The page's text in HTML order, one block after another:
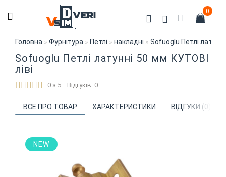
0
Головна Фурнітура Петлі накладні Sofuoglu Петлі
Sofuoglu Петлі латунні 50 мм КУТОВІ
ліві
0 з 5 Відгуків: 0
ВСЕ ПРО ТОВАР ХАРАКТЕРИСТИКИ ВІДГУКИ (0)
NEW